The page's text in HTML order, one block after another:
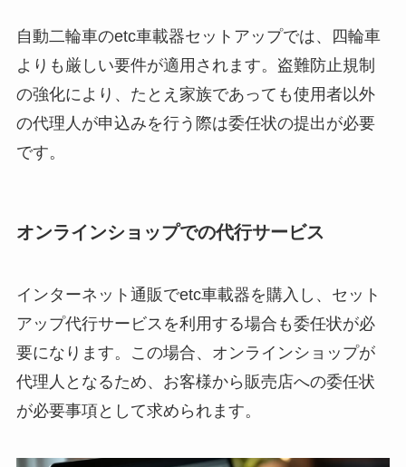
自動二輪車のetc車載器セットアップでは、四輪車
よりも厳しい要件が適用されます。盗難防止規制
の強化により、たとえ家族であっても使用者以外
の代理人が申込みを行う際は委任状の提出が必要
です。
オンラインショップでの代行サービス
インターネット通販でetc車載器を購入し、セット
アップ代行サービスを利用する場合も委任状が必
要になります。この場合、オンラインショップが
代理人となるため、お客様から販売店への委任状
が必要事項として求められます。